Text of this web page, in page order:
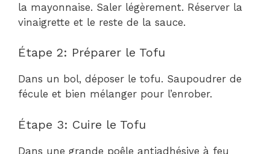
la mayonnaise. Saler légèrement. Réserver la
vinaigrette et le reste de la sauce.
Étape 2: Préparer le Tofu
Dans un bol, déposer le tofu. Saupoudrer de
fécule et bien mélanger pour l’enrober.
Étape 3: Cuire le Tofu
Dans une grande poêle antiadhésive à feu